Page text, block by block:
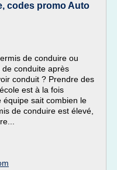
codes promo Auto
de conduire ou
conduite après
conduit ? Prendre des
est à la fois
équipe sait combien le
de conduire est élevé,